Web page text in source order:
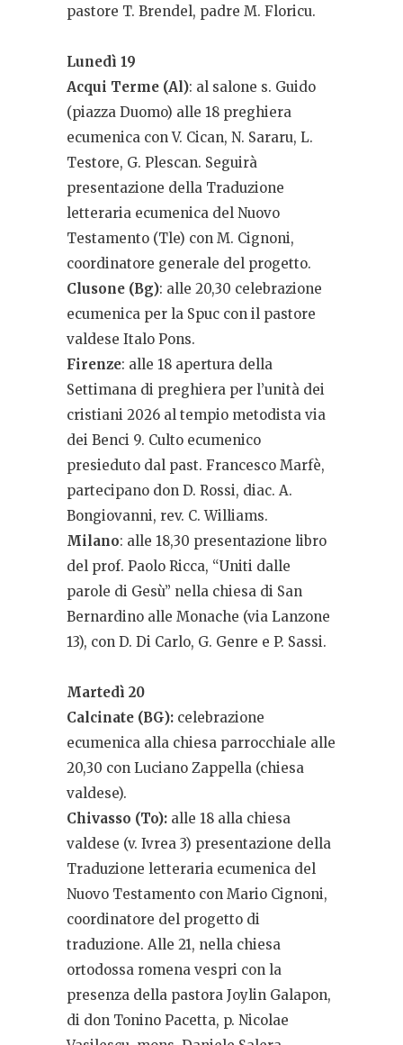
pastore T. Brendel, padre M. Floricu.
Lunedì 19
Acqui Terme (Al): al salone s. Guido
(piazza Duomo) alle 18 preghiera
ecumenica con V. Cican, N. Sararu, L.
Testore, G. Plescan. Seguirà
presentazione della Traduzione
letteraria ecumenica del Nuovo
Testamento (Tle) con M. Cignoni,
coordinatore generale del progetto.
Clusone (Bg): alle 20,30 celebrazione
ecumenica per la Spuc con il pastore
valdese Italo Pons.
Firenze: alle 18 apertura della
Settimana di preghiera per l’unità dei
cristiani 2026 al tempio metodista via
dei Benci 9. Culto ecumenico
presieduto dal past. Francesco Marfè,
partecipano don D. Rossi, diac. A.
Bongiovanni, rev. C. Williams.
Milano: alle 18,30 presentazione libro
del prof. Paolo Ricca, “Uniti dalle
parole di Gesù” nella chiesa di San
Bernardino alle Monache (via Lanzone
13), con D. Di Carlo, G. Genre e P. Sassi.
Martedì 20
Calcinate (BG): celebrazione
ecumenica alla chiesa parrocchiale alle
20,30 con Luciano Zappella (chiesa
valdese).
Chivasso (To): alle 18 alla chiesa
valdese (v. Ivrea 3) presentazione della
Traduzione letteraria ecumenica del
Nuovo Testamento con Mario Cignoni,
coordinatore del progetto di
traduzione. Alle 21, nella chiesa
ortodossa romena vespri con la
presenza della pastora Joylin Galapon,
di don Tonino Pacetta, p. Nicolae